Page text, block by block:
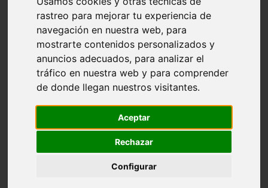
rastreo para mejorar tu experiencia de
navegación en nuestra web, para
mostrarte contenidos personalizados y
anuncios adecuados, para analizar el
tráfico en nuestra web y para comprender
de donde llegan nuestros visitantes.
Aceptar
Rechazar
Configurar
Madrid - pozuelo-de-alarcón
Teruel - sarrión
Cádiz - algodonales
Illes-balears - inca
Madrid - madrid
Málaga - torremolinos
Asturias - oviedo
Cádiz - el-puerto-de-santa-maría
Toledo - illescas
Málaga - marbella
Barcelona - barcelona